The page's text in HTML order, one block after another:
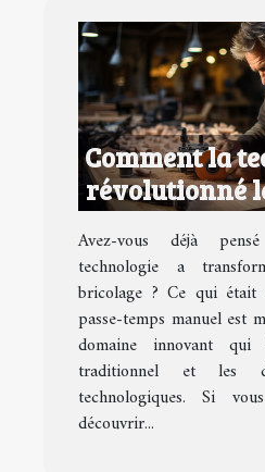
Comment la
révolutionné
Avez-vous déjà
technologie a
bricolage ? Ce qui
passe-temps manuel est
domaine innovant qui
traditionnel et les
technologiques. Si
découvrir...